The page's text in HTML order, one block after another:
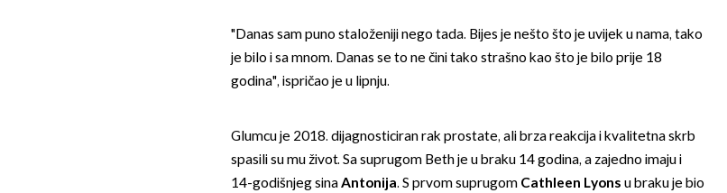
"Danas sam puno staloženiji nego tada. Bijes je nešto što je uvijek u nama, tako
je bilo i sa mnom. Danas se to ne čini tako strašno kao što je bilo prije 18
godina", ispričao je u lipnju.
Glumcu je 2018. dijagnosticiran rak prostate, ali brza reakcija i kvalitetna skrb
spasili su mu život. Sa suprugom Beth je u braku 14 godina, a zajedno imaju i
14-godišnjeg sinaAntonija. S prvom suprugom Cathleen Lyons u braku je bio